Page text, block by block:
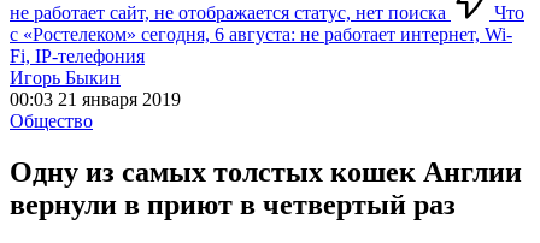
не работает сайт, не отображается статус, нет поиска
Что
с «Ростелеком» сегодня, 6 августа: не работает интернет, Wi-
Fi, IP-телефония
Игорь Быкин
00:03 21 января 2019
Общество
Одну из самых толстых кошек Англии
вернули в приют в четвертый раз